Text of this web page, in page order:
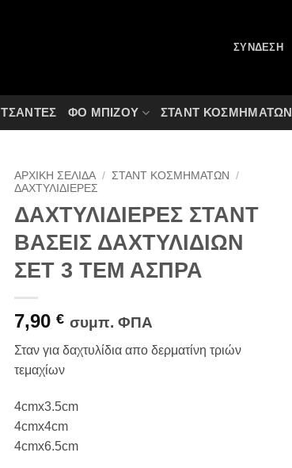
ΣΎΝΔΕΣΗ
ΤΣΆΝΤΕΣ ΦΟ ΜΠΙΖΟΎ ΣΤΑΝΤ ΚΟΣΜΗΜΆΤΩΝ
ΑΡΧΙΚΉ ΣΕΛΊΔΑ / ΣΤΑΝΤ ΚΟΣΜΗΜΆΤΩΝ
/
ΔΑΧΤΥΛΙΔΙΈΡΕΣ
ΔΑΧΤΥΛΙΔΙΕΡΕΣ ΣΤΑΝΤ
ΒΑΣΕΙΣ ΔΑΧΤΥΛΙΔΙΩΝ
ΣΕΤ 3 ΤΕΜ ΑΣΠΡΑ
7,90 € συμπ. ΦΠΑ
Σταν για δαχτυλίδια απο δερματίνη τριών
τεμαχίων
4cmx3.5cm
4cmx4cm
4cmx6.5cm